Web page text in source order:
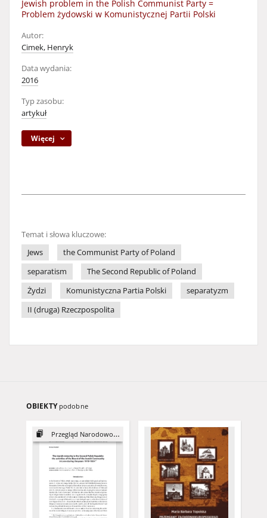
Jewish problem in the Polish Communist Party =
Problem żydowski w Komunistycznej Partii Polski
Autor:
Cimek, Henryk
Data wydania:
2016
Typ zasobu:
artykuł
Więcej
Temat i słowa kluczowe:
Jews
the Communist Party of Poland
separatism
The Second Republic of Poland
Żydzi
Komunistyczna Partia Polski
separatyzm
II (druga) Rzeczpospolita
OBIEKTY podobne
Przegląd Narodowościowy, 6